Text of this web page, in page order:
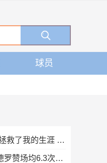
球员
迈尔斯·特纳：练空中瑜伽拯救了我的生涯 队友还会调侃我练这个
上赛季中距离出手排名！德罗赞场均6.3次第1 KD第2 英格拉姆第3